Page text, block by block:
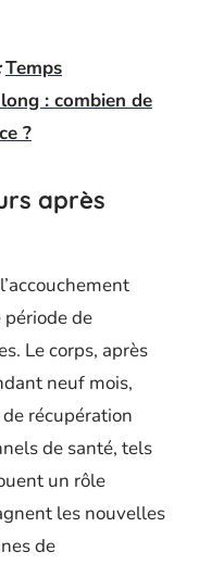
Temps
: combien de
?
après
de
Le corps, après
neuf mois,
récupération
de santé, tels
un rôle
les nouvelles
de